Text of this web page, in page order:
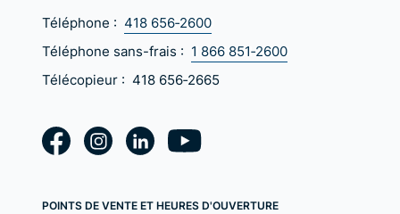
Téléphone : 418 656‑2600
Téléphone sans-frais : 1 866 851‑2600
Télécopieur : 418 656‑2665
POINTS DE VENTE ET HEURES D'OUVERTURE